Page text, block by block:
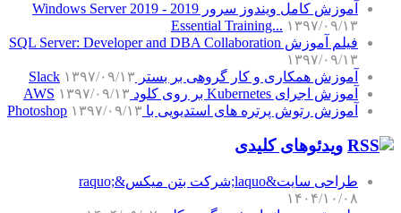
آموزش کامل ویندوز سرور 2019 - Windows Server 2019
Essential Training... ۱۳۹۷/۰۹/۱۳
فیلم آموزش SQL Server: Developer and DBA Collaboration
۱۳۹۷/۰۹/۱۳
آموزش همکاری و کار گروهی بر بستر Slack ۱۳۹۷/۰۹/۱۳
آموزش اجرای Kubernetes بر روی کلود AWS
۱۳۹۷/۰۹/۱۳
آموزش رتوش پرتره های استدیویی با Photoshop ۱۳۹۷/۰۹/۱۳
ویدئوهای کلیدی
طراحی سایت&laquo;شرکت بتن میکس&raquo;
۱۴۰۴/۱۰/۰۸